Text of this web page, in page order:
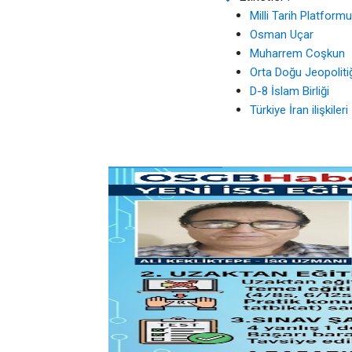
Milli Tarih Platformu
Osman Uçar
Muharrem Coşkun
Orta Doğu
D-8 İslam Birliği
Türkiye İran ilişkileri